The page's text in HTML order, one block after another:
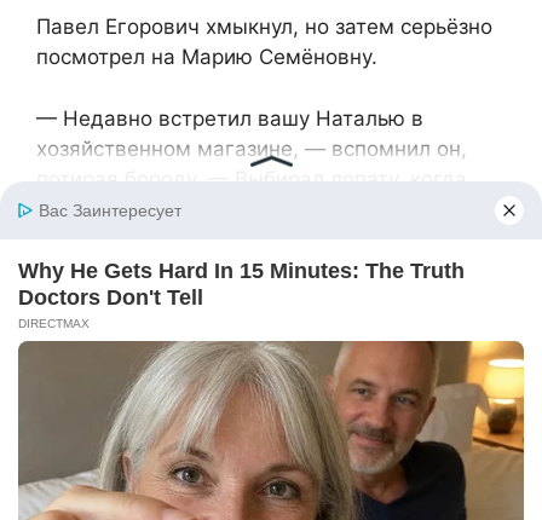
Павел Егорович хмыкнул, но затем серьёзно
посмотрел на Марию Семёновну.
— Недавно встретил вашу Наталью в
хозяйственном магазине, — вспомнил он,
услышал, как она спрашивает у продавщицы
жидким ядом, а Наталья воровато
оглянулась и сунула его в сумку. Вы не
знаете, зачем он ей понадобился?
У Марии Семёновны похолодело внутри.
— Не знаю, — выдохнула она. — У меня
давно нет крыс, Барсик всех передушил.
Странно это. Вы точно не ошиблись?